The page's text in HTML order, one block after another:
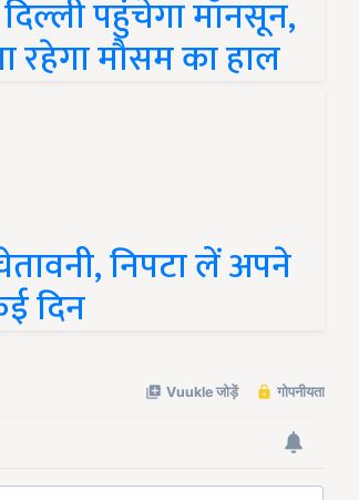
पहुंचेगा मॉनसून,
मौसम का हाल
निपटा लें अपने
दिन